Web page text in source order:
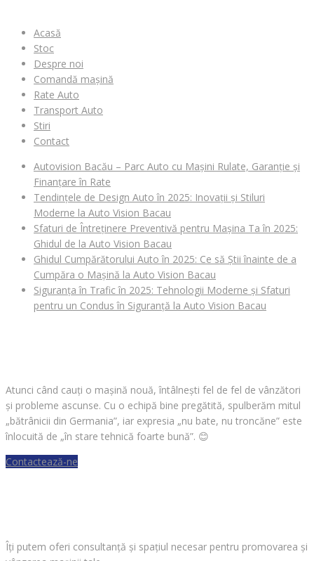
Acasă
Stoc
Despre noi
Comandă mașină
Rate Auto
Transport Auto
Stiri
Contact
Autovision Bacău – Parc Auto cu Mașini Rulate, Garanție și
Finanțare în Rate
Tendințele de Design Auto în 2025: Inovații și Stiluri
Moderne la Auto Vision Bacau
Sfaturi de Întreținere Preventivă pentru Mașina Ta în 2025:
Ghidul de la Auto Vision Bacau
Ghidul Cumpărătorului Auto în 2025: Ce să Știi înainte de a
Cumpăra o Mașină la Auto Vision Bacau
Siguranța în Trafic în 2025: Tehnologii Moderne și Sfaturi
pentru un Condus în Siguranță la Auto Vision Bacau
Atunci când cauți o mașină nouă, întâlnești fel de fel de vânzători
și probleme ascunse. Cu o echipă bine pregătită, spulberăm mitul
„bătrânicii din Germania”, iar expresia „nu bate, nu troncăne” este
înlocuită de „în stare tehnică foarte bună”. 😊
Contactează-ne
Îți putem oferi consultanță și spațiul necesar pentru promovarea și